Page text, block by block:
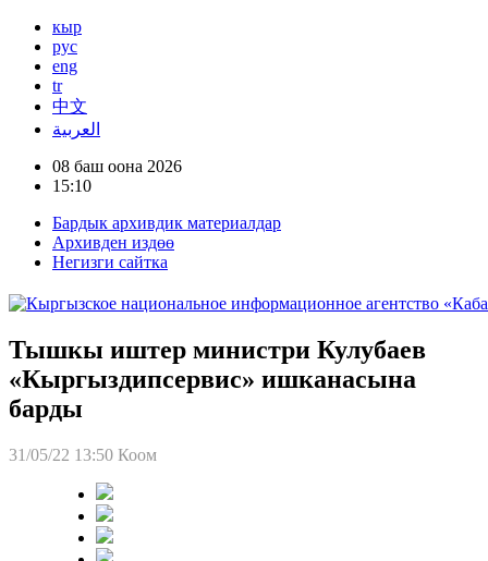
кыр
рус
eng
tr
中文
العربية
08 баш оона 2026
15:10
Бардык архивдик материалдар
Архивден издөө
Негизги сайтка
Тышкы иштер министри Кулубаев
«Кыргыздипсервис» ишканасына
барды
31/05/22 13:50 Коом